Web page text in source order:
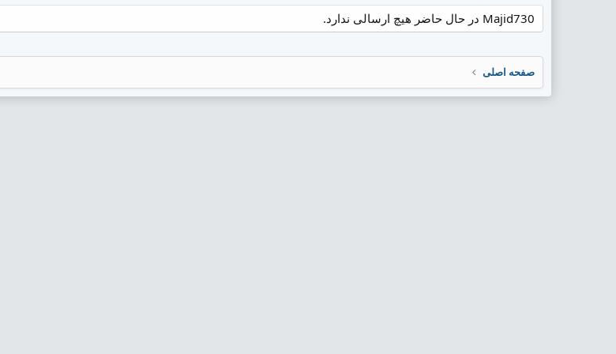
Majid730 در حال حاضر هیچ ارسالی ندارد.
صفحه اصلی